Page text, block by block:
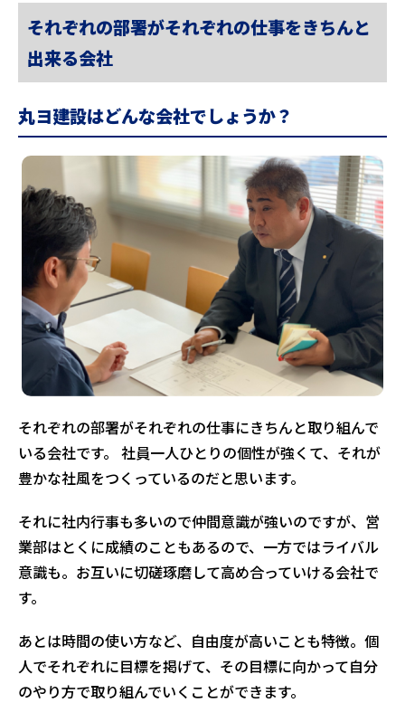
それぞれの部署がそれぞれの仕事をきちんと
出来る会社
丸ヨ建設はどんな会社でしょうか？
それぞれの部署がそれぞれの仕事にきちんと取り組んで
いる会社です。 社員一人ひとりの個性が強くて、それが
豊かな社風をつくっているのだと思います。
それに社内行事も多いので仲間意識が強いのですが、営
業部はとくに成績のこともあるので、一方ではライバル
意識も。お互いに切磋琢磨して高め合っていける会社で
す。
あとは時間の使い方など、自由度が高いことも特徴。個
人でそれぞれに目標を掲げて、その目標に向かって自分
のやり方で取り組んでいくことができます。